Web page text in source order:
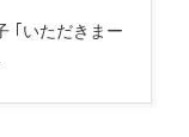
｢いただきまー